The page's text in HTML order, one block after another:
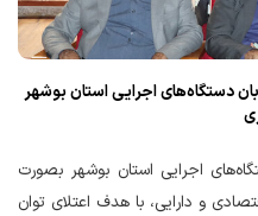
دستگاه‌های اجرایی استان بوشهر
اجرایی استان بوشهر بصورت
و دارایی، با هدف اعتلای توان